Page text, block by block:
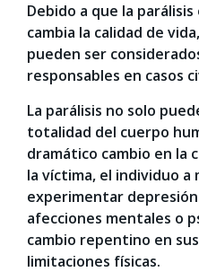
Debido a que la
cambia la calidad de
pueden ser
responsables en casos
La parálisis no solo
totalidad del cuerpo
dramático cambio en la
la víctima, el individuo a
experimentar
afecciones mentales o
cambio repentino en
limitaciones físicas.